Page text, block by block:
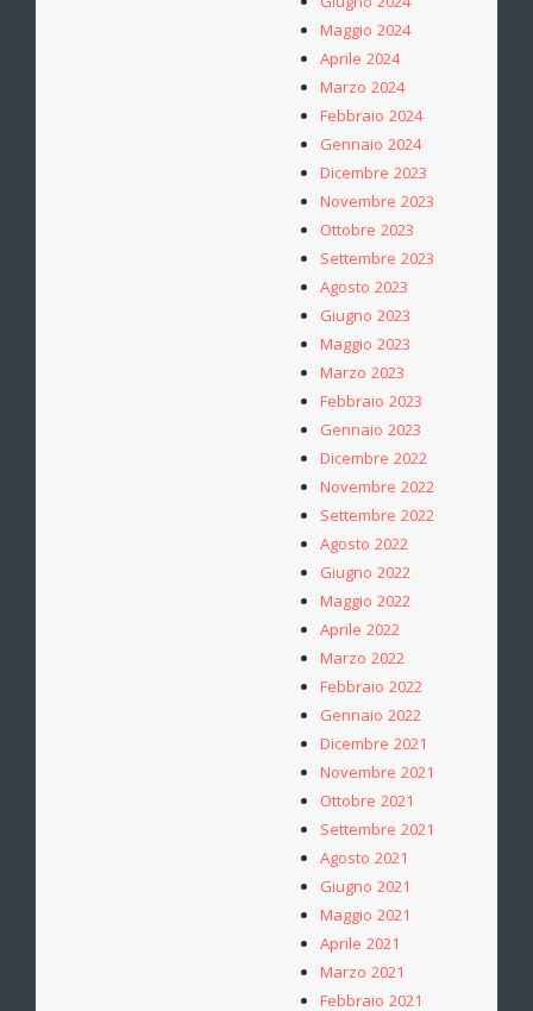
Maggio 2024
Aprile 2024
Marzo 2024
Febbraio 2024
Gennaio 2024
Dicembre 2023
Novembre 2023
Ottobre 2023
Settembre 2023
Agosto 2023
Giugno 2023
Maggio 2023
Marzo 2023
Febbraio 2023
Gennaio 2023
Dicembre 2022
Novembre 2022
Settembre 2022
Agosto 2022
Giugno 2022
Maggio 2022
Aprile 2022
Marzo 2022
Febbraio 2022
Gennaio 2022
Dicembre 2021
Novembre 2021
Ottobre 2021
Settembre 2021
Agosto 2021
Giugno 2021
Maggio 2021
Aprile 2021
Marzo 2021
Febbraio 2021